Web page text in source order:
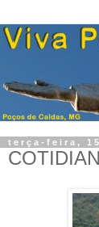
terça-feira,